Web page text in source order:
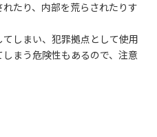
たり、内部を荒らされたりす
しまい、犯罪拠点として使用
まう危険性もあるので、注意